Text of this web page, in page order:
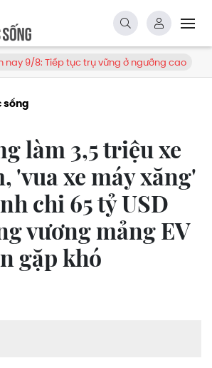
trụ vững ở ngưỡng cao Tăng
sống
làm 3,5 triệu xe
'vua xe máy xăng'
chi 65 tỷ USD
vương mảng EV
gặp khó